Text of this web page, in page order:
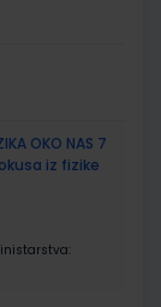
OKO NAS 7
iz fizike